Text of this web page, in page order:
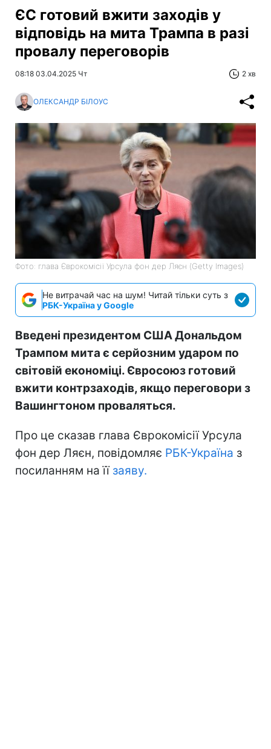
ЄС готовий вжити заходів у
відповідь на мита Трампа в разі
провалу переговорів
08:18 03.04.2025 Чт 2 хв
ОЛЕКСАНДР БІЛОУС
Фото: глава Єврокомісії Урсула фон дер Ляєн (Getty Images)
Не витрачай час на шум! Читай тільки суть з
РБК-Україна у Google
Введені президентом США Дональдом
Трампом мита є серйозним ударом по
світовій економіці. Євросоюз готовий
вжити контрзаходів, якщо переговори з
Вашингтоном проваляться.
Про це сказав глава Єврокомісії Урсула
фон дер Ляєн, повідомляє РБК-Україна з
посиланням на її заяву.